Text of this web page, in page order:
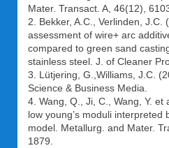
Mater. Transact. A, 46(12),
2. Bekker, A.C., Verlinden, J.C.
assessment of wire+ arc
compared to green sand
stainless steel. J. of Cleaner
3. Lütjering, G.,Williams, J.C.
Science & Business Media.
4. Wang, Q., Ji, C., Wang, Y. et
low young’s moduli interpreted
model. Metallurg. and Mater.
1879.